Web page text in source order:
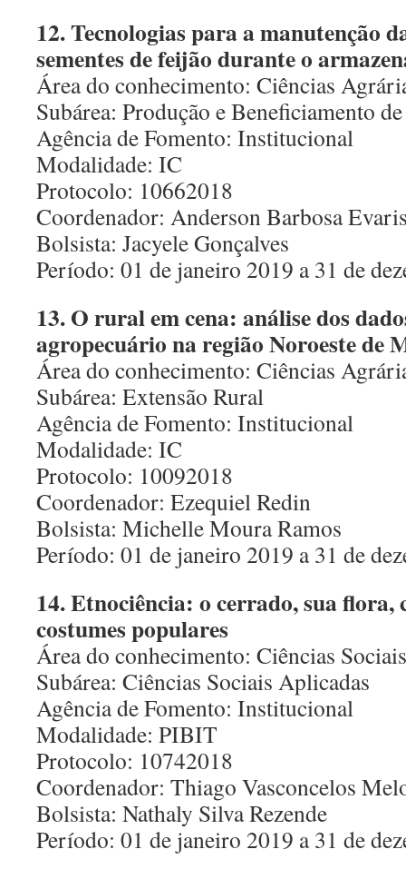
12. Tecnologias para a manutenção
sementes de feijão durante o
Área do conhecimento: Ciências
Subárea: Produção e Beneficiamento
Agência de Fomento: Institucional
Modalidade: IC
Protocolo: 10662018
Coordenador: Anderson Barbosa
Bolsista: Jacyele Gonçalves
Período: 01 de janeiro 2019 a 31 de
13. O rural em cena: análise dos
agropecuário na região Noroeste de
Área do conhecimento: Ciências
Subárea: Extensão Rural
Agência de Fomento: Institucional
Modalidade: IC
Protocolo: 10092018
Coordenador: Ezequiel Redin
Bolsista: Michelle Moura Ramos
Período: 01 de janeiro 2019 a 31 de
14. Etnociência: o cerrado, sua flora,
costumes populares
Área do conhecimento: Ciências
Subárea: Ciências Sociais Aplicadas
Agência de Fomento: Institucional
Modalidade: PIBIT
Protocolo: 10742018
Coordenador: Thiago Vasconcelos
Bolsista: Nathaly Silva Rezende
Período: 01 de janeiro 2019 a 31 de